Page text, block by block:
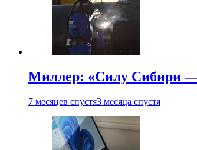
Миллер: «Силу Сибири —
7 месяцев спустя3 месяца спустя